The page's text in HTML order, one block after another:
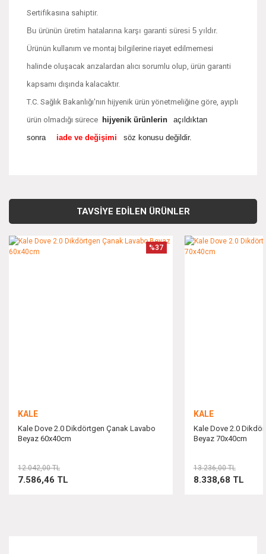
Sertifikasına sahiptir.
Bu ürünün üretim hatalarına karşı garanti süresi 5 yıldır.
Ürünün kullanım ve montaj bilgilerine riayet edilmemesi
halinde oluşacak arızalardan alıcı sorumlu olup, ürün garanti
kapsamı dışında kalacaktır.
T.C. Sağlık Bakanlığı'nın hijyenik ürün yönetmeliğine göre, ayıplı
ürün olmadığı sürece hijyenik ürünlerin
açıldıktan
sonra
iade ve değişimi söz konusu değildir.
kullanarak tarafımıza iletebilirsiniz.
TAVSİYE EDİLEN ÜRÜNLER
KALE
Kale Dove 2.0 Dikdörtgen Çanak Lavabo
Beyaz 60x40cm
%37
7.586,46 TL
12.042,00 TL
KALE
Kale Dove 2.0
Beyaz 70x40cm
8.338,68 TL
13.236,00 TL